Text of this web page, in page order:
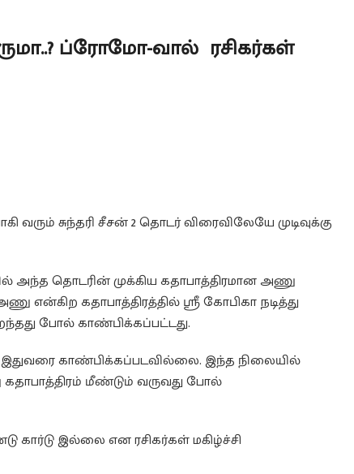
ப்ரோமோ-வால் ரசிகர்கள்
வரும் சுந்தரி சீசன் 2 தொடர் விரைவிலேயே முடிவுக்கு
அந்த தொடரின் முக்கிய கதாபாத்திரமான அணு
என்கிற கதாபாத்திரத்தில் ஸ்ரீ கோபிகா நடித்து
போல் காண்பிக்கப்பட்டது.
காண்பிக்கப்படவில்லை. இந்த நிலையில்
மீண்டும் வருவது போல்
கார்டு இல்லை என ரசிகர்கள் மகிழ்ச்சி